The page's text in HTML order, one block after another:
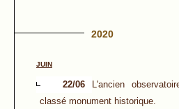
2020
JUIN
22/06
L'ancien
classé monument historique.